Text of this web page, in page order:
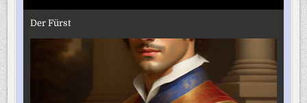
Der Fürst